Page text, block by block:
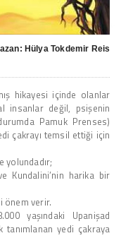
Hülya Tokdemir Reis
hikayesi içinde olanlar
insanlar değil, psişenin
Pamuk Prenses)
çakrayı temsil ettiği için
yolundadır;
Kundalini’nin harika bir
önem verir.
yaşındaki Upanişad
yedi çakraya